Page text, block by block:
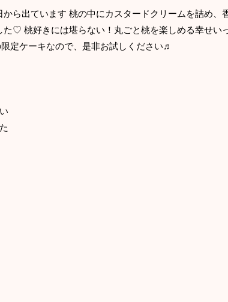
から出ています 桃の中にカスタードクリームを詰め、
た♡ 桃好きには堪らない！丸ごと桃を楽しめる幸せい
定ケーキなので、是非お試しください♬